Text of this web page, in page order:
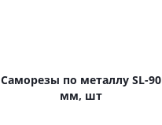
Саморезы по металлу SL-90
мм, шт